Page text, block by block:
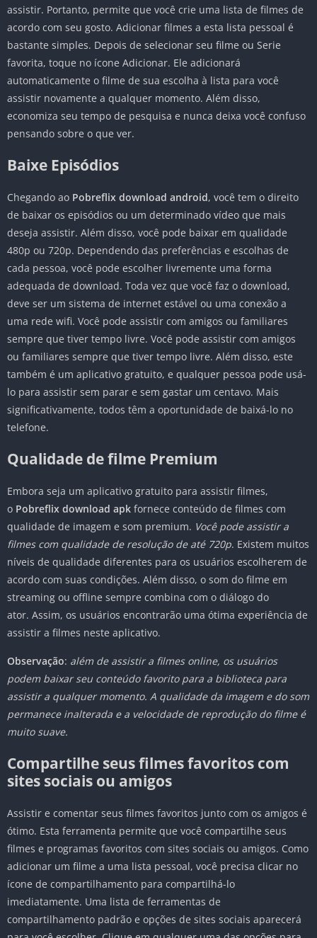
assistir. Portanto, permite que você crie uma lista de filmes de
acordo com seu gosto. Adicionar filmes a esta lista pessoal é
bastante simples. Depois de selecionar seu filme ou Serie
favorita, toque no ícone Adicionar. Ele adicionará
automaticamente o filme de sua escolha à lista para você
assistir novamente a qualquer momento. Além disso,
economiza seu tempo de pesquisa e nunca deixa você confuso
pensando sobre o que ver.
Baixe Episódios
Chegando ao Pobreflix download android, você tem o direito
de baixar os episódios ou um determinado vídeo que mais
deseja assistir. Além disso, você pode baixar em qualidade
480p ou 720p. Dependendo das preferências e escolhas de
cada pessoa, você pode escolher livremente uma forma
adequada de download. Toda vez que você faz o download,
deve ser um sistema de internet estável ou uma conexão a
uma rede wifi. Você pode assistir com amigos ou familiares
sempre que tiver tempo livre. Você pode assistir com amigos
ou familiares sempre que tiver tempo livre. Além disso, este
também é um aplicativo gratuito, e qualquer pessoa pode usá-
lo para assistir sem parar e sem gastar um centavo. Mais
significativamente, todos têm a oportunidade de baixá-lo no
telefone.
Qualidade de filme Premium
Embora seja um aplicativo gratuito para assistir filmes,
o Pobreflix download apk fornece conteúdo de filmes com
qualidade de imagem e som premium. Você pode assistir a
filmes com qualidade de resolução de até 720p. Existem muitos
níveis de qualidade diferentes para os usuários escolherem de
acordo com suas condições. Além disso, o som do filme em
streaming ou offline sempre combina com o diálogo do
ator. Assim, os usuários encontrarão uma ótima experiência de
assistir a filmes neste aplicativo.
Observação: além de assistir a filmes online, os usuários
podem baixar seu conteúdo favorito para a biblioteca para
assistir a qualquer momento. A qualidade da imagem e do som
permanece inalterada e a velocidade de reprodução do filme é
muito suave.
Compartilhe seus filmes favoritos com
sites sociais ou amigos
Assistir e comentar seus filmes favoritos junto com os amigos é
ótimo. Esta ferramenta permite que você compartilhe seus
filmes e programas favoritos com sites sociais ou amigos. Como
adicionar um filme a uma lista pessoal, você precisa clicar no
ícone de compartilhamento para compartilhá-lo
imediatamente. Uma lista de ferramentas de
compartilhamento padrão e opções de sites sociais aparecerá